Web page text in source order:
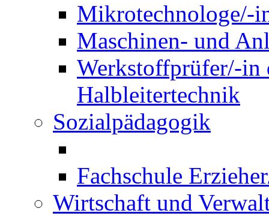
Mikrotechnologe/-
Maschinen- und
Werkstoffprüfer/-in
Halbleitertechnik
Sozialpädagogik
Fachschule
Wirtschaft und